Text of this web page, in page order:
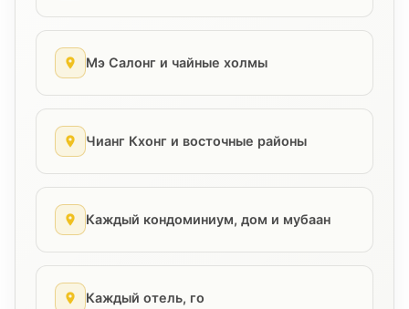
Мэ Салонг и чайные холмы
Чианг Кхонг и восточные районы
Каждый кондоминиум, дом и мубаан
Каждый отель, го